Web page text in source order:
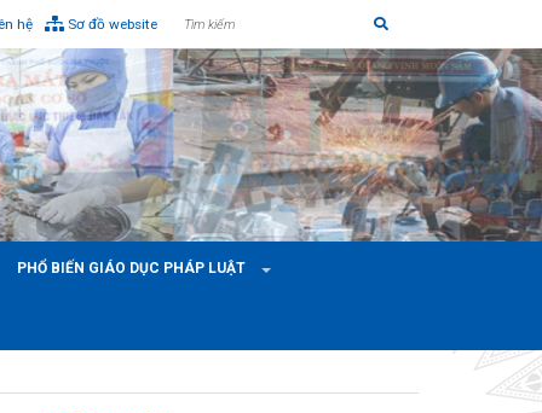
hệ Sơ đồ website
PHỔ BIẾN GIÁO DỤC PHÁP LUẬT
Liên đoàn Lao động tỉnh tổ chức trao kinh phí
hỗ trợ xây dựng nhà Mái ấm Công đoàn cho
đoàn viên công đoàn có hoàn cảnh...